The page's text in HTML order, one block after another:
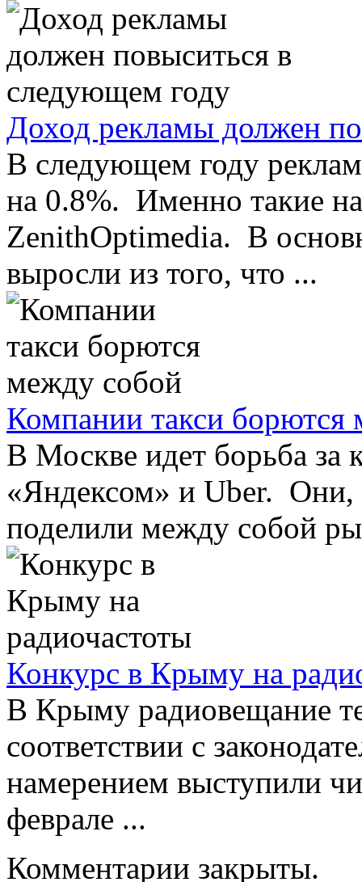
Доход рекламы должен
В следующем году
на 0.8%. Именно такие
ZenithOptimedia. В
выросли из того, что ...
Компании такси борются
В Москве идет борьба за
«Яндексом» и Uber. Они,
поделили между собой
Конкурс в Крыму на
В Крыму радиовещание
соответствии с
намерением выступили
феврале ...
Комментарии закрыты.